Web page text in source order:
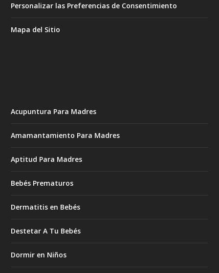
Personalizar las Preferencias de Consentimiento
Mapa del Sitio
Acupuntura Para Madres
Amamantamiento Para Madres
Aptitud Para Madres
Bebés Prematuros
Dermatitis en Bebés
Destetar A Tu Bebés
Dormir en Niños